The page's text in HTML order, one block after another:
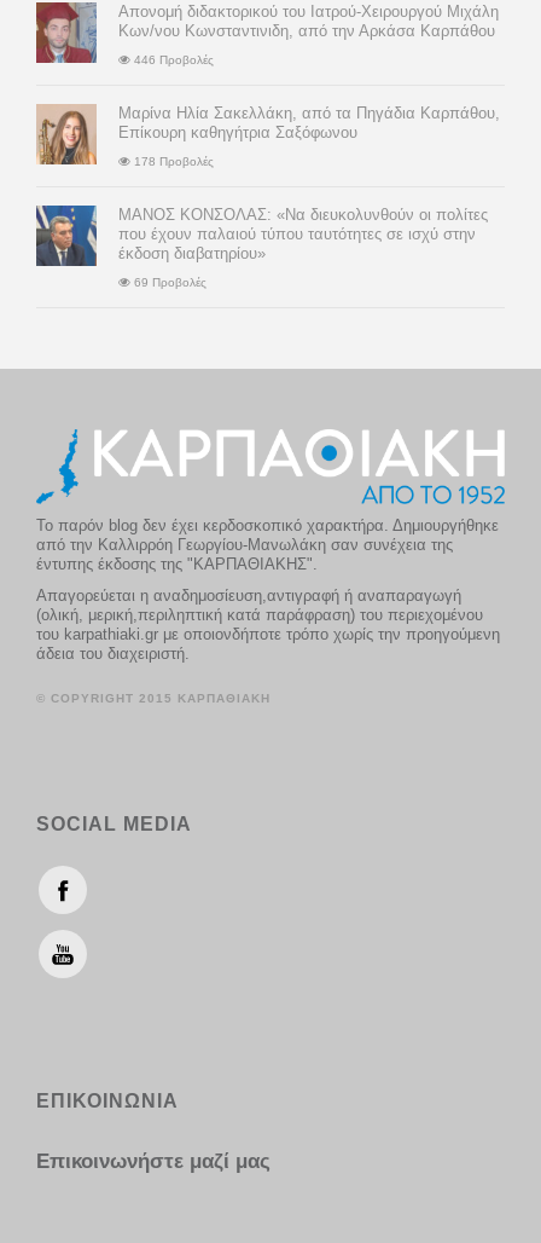
Απονομή διδακτορικού του Ιατρού-Χειρουργού Μιχάλη
Κων/νου Κωνσταντινιδη, από την Αρκάσα Καρπάθου
446 Προβολές
Μαρίνα Ηλία Σακελλάκη, από τα Πηγάδια Καρπάθου,
Επίκουρη καθηγήτρια Σαξόφωνου
178 Προβολές
ΜΑΝΟΣ ΚΟΝΣΟΛΑΣ: «Να διευκολυνθούν οι πολίτες
που έχουν παλαιού τύπου ταυτότητες σε ισχύ στην
έκδοση διαβατηρίου»
69 Προβολές
Το παρόν blog δεν έχει κερδοσκοπικό χαρακτήρα. Δημιουργήθηκε
από την Καλλιρρόη Γεωργίου-Μανωλάκη σαν συνέχεια της
έντυπης έκδοσης της "ΚΑΡΠΑΘΙΑΚΗΣ".
Απαγορεύεται η αναδημοσίευση,αντιγραφή ή αναπαραγωγή
(ολική, μερική,περιληπτική κατά παράφραση) του περιεχομένου
του karpathiaki.gr με οποιονδήποτε τρόπο χωρίς την προηγούμενη
άδεια του διαχειριστή.
© COPYRIGHT 2015 ΚΑΡΠΑΘΙΑΚΗ
SOCIAL MEDIA
ΕΠΙΚΟΙΝΩΝΙΑ
Επικοινωνήστε μαζί μας